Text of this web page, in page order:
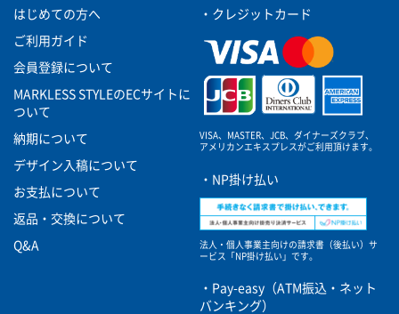
はじめての方へ
ご利用ガイド
会員登録について
MARKLESS STYLEのECサイトに
ついて
納期について
デザイン入稿について
お支払について
返品・交換について
Q&A
・クレジットカード
VISA、MASTER、JCB、ダイナーズクラブ、
アメリカンエキスプレスがご利用頂けます。
・NP掛け払い
法人・個人事業主向けの請求書（後払い）サ
ービス
「NP掛け払い」です。
・Pay-easy（ATM振込・ネット
バンキング）